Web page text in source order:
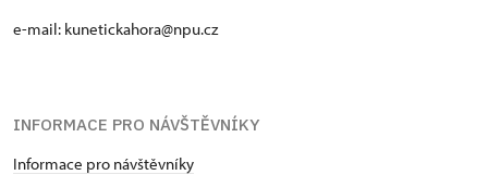
e-mail: kunetickahora@npu.cz
INFORMACE PRO NÁVŠTĚVNÍKY
Informace pro návštěvníky